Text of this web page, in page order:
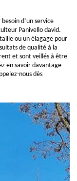
d’un service
Panivello david.
ou un élagage pour
de qualité à la
et sont veillés à être
en savoir davantage
nous dès